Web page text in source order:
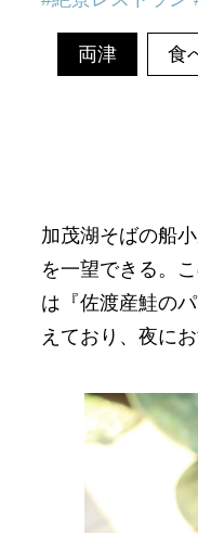
両津 食
加茂湖そばの船
を一望できる。
は『佐渡産鮭の
えており、夜に